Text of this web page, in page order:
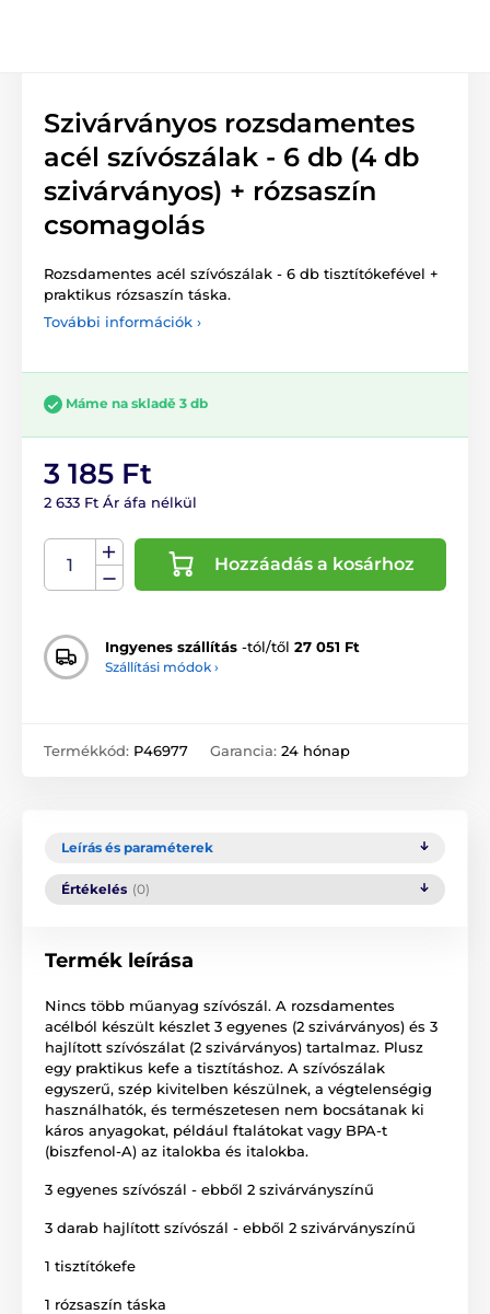
Szivárványos rozsdamentes
acél szívószálak - 6 db (4 db
szivárványos) + rózsaszín
csomagolás
Rozsdamentes acél szívószálak - 6 db tisztítókefével +
praktikus rózsaszín táska.
További információk ›
Máme na skladě 3 db
3 185 Ft
2 633 Ft Ár áfa nélkül
Hozzáadás a kosárhoz
Ingyenes szállítás -tól/től 27 051 Ft
Szállítási módok ›
Termékkód: P46977 Garancia: 24 hónap
Leírás és paraméterek
Értékelés (0)
Termék leírása
Nincs több műanyag szívószál. A rozsdamentes
acélból készült készlet 3 egyenes (2 szivárványos) és 3
hajlított szívószálat (2 szivárványos) tartalmaz. Plusz
egy praktikus kefe a tisztításhoz. A szívószálak
egyszerű, szép kivitelben készülnek, a végtelenségig
használhatók, és természetesen nem bocsátanak ki
káros anyagokat, például ftalátokat vagy BPA-t
(biszfenol-A) az italokba és italokba.
3 egyenes szívószál - ebből 2 szivárványszínű
3 darab hajlított szívószál - ebből 2 szivárványszínű
1 tisztítókefe
1 rózsaszín táska